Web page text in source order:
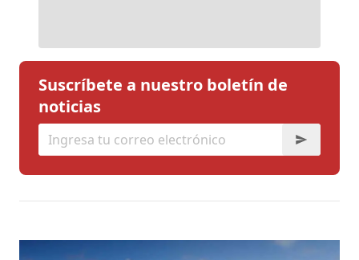
Suscríbete a nuestro boletín de
noticias